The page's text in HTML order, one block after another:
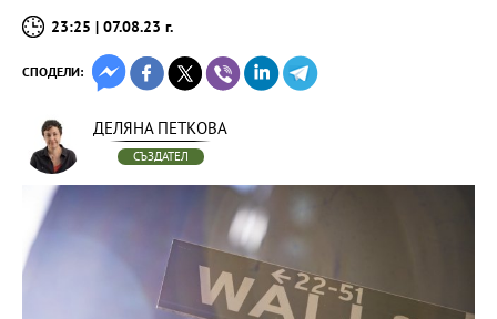
23:25 | 07.08.23 г.
СПОДЕЛИ:
ДЕЛЯНА ПЕТКОВА
СЪЗДАТЕЛ